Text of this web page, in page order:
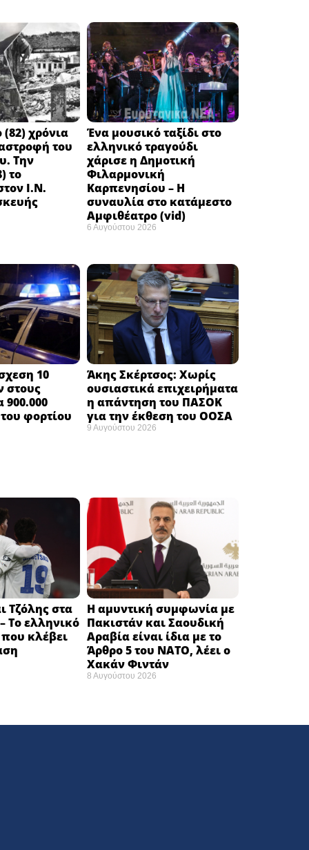
χρόνια
του
Την
το
Ι.Ν.
Ένα μουσικό ταξίδι στο
ελληνικό τραγούδι
χάρισε η Δημοτική
Φιλαρμονική
Καρπενησίου – Η
συναυλία στο κατάμεστο
Αμφιθέατρο (vid)
6 Αυγούστου 2026
10
στους
900.000
φορτίου
Άκης Σκέρτσος: Χωρίς
ουσιαστικά επιχειρήματα
η απάντηση του ΠΑΣΟΚ
για την έκθεση του ΟΟΣΑ ​
9 Αυγούστου 2026
Τζόλης στα
Το ελληνικό
κλέβει
Η αμυντική συμφωνία με
Πακιστάν και Σαουδική
Αραβία είναι ίδια με το
Άρθρο 5 του ΝΑΤΟ, λέει ο
Χακάν Φιντάν
8 Αυγούστου 2026